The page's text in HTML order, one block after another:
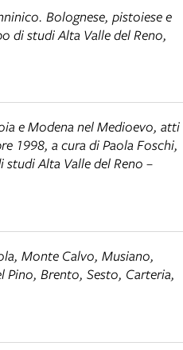
Bolognese, pistoiese e
di studi Alta Valle del Reno,
e Modena nel Medioevo, atti
1998, a cura di Paola Foschi,
Alta Valle del Reno –
Monte Calvo, Musiano,
Pino, Brento, Sesto, Carteria,